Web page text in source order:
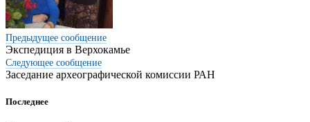
Предыдущее сообщение
Экспедиция в Верхокамье
Следующее сообщение
Заседание археографической комиссии РАН
Последнее